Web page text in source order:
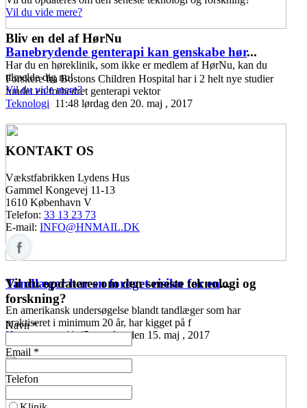
Banebrydende genterapi kan genskabe hør...
Forskere fra Bostons Children Hospital har i 2 helt nye studier
fundet en forbedret genterapi vektor
Teknologi 11:48 lørdag den 20. maj , 2017
Tandlæger har en forøget risiko for en...
En amerikansk undersøgelse blandt tandlæger som har
praktiseret i minimum 20 år, har kigget på f
Høreomsorg 11:45 mandag den 15. maj , 2017
Vil du vide mere?
Bliv en del af HørNu
Har du en høreklinik, som ikke er medlem af HørNu, kan du
tilmelde dig nu!
Vil du vide mere?
KONTAKT OS
Vækstfabrikken Lydens Hus
Gammel Kongevej 11-13
1610 København V
Telefon: 33 13 23 73
E-mail: INFO@HNMAIL.DK
Vil du opdateres om den seneste teknologi og
forskning?
Navn *
Email *
Telefon